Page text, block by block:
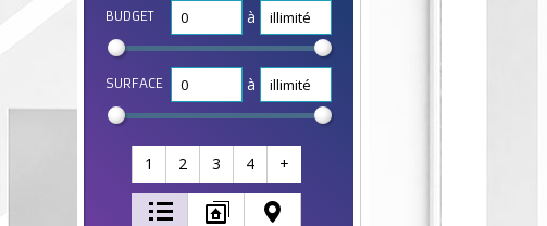
BUDGET à
SURFACE à
1 2 3 4 +